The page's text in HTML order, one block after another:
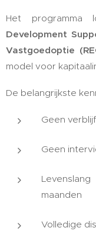
Het
Development
Vastgoedoptie
model voor
De belangrijkste
Geen
Geen
maanden
Volledige